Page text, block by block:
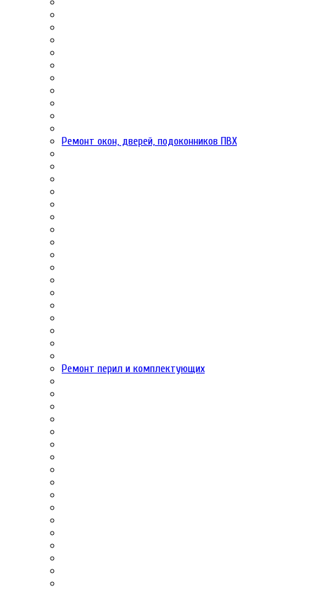
Ремонт окон, дверей, подоконников ПВХ
Ремонт перил и комплектующих